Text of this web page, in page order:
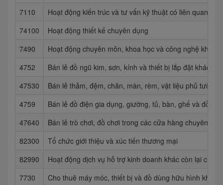
7110
Hoạt động kiến trúc và tư vấn kỹ thuật có liên quan
74100
Hoạt động thiết kế chuyên dụng
7490
Hoạt động chuyên môn, khoa học và công nghệ khác
4752
Bán lẻ đồ ngũ kim, sơn, kính và thiết bị lắp đặt khác
47530
Bán lẻ thảm, đệm, chăn, màn, rèm, vật liệu phủ
4759
Bán lẻ đồ điện gia dụng, giường, tủ, bàn, ghế và đồ
47640
Bán lẻ trò chơi, đồ chơi trong các cửa hàng chuyên
82300
Tổ chức giới thiệu và xúc tiến thương mại
82990
Hoạt động dịch vụ hỗ trợ kinh doanh khác còn lại
7730
Cho thuê máy móc, thiết bị và đồ dùng hữu hình khác